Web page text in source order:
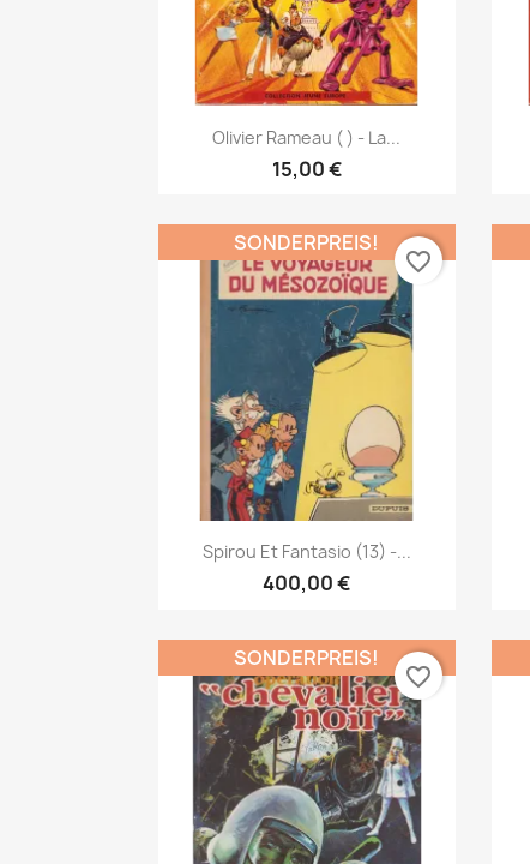
Vorschau
Olivier Rameau ( ) - La...
15,00 €
Vorschau
Spirou Et Fantasio (13) -...
400,00 €
SONDERPREIS!
favorite_border
SONDERPREIS!
favorite_border